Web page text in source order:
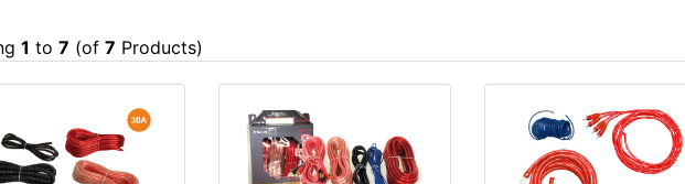
1 to 7 (of 7 Products)